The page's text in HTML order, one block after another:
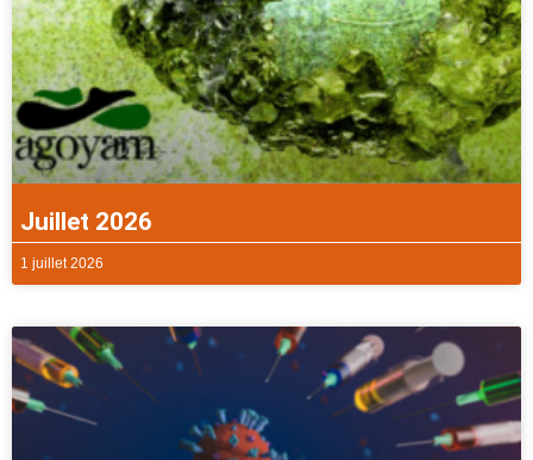
Juillet 2026
1 juillet 2026